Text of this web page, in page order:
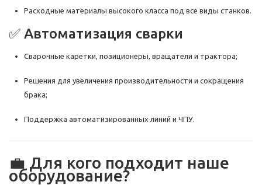
Расходные материалы высокого класса под все виды станков.
✅ Автоматизация сварки
Сварочные каретки, позиционеры, вращатели и трактора;
Решения для увеличения производительности и сокращения
брака;
Поддержка автоматизированных линий и ЧПУ.
💼 Для кого подходит наше
оборудование?